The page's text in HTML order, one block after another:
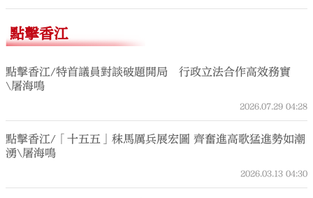
點擊香江
點擊香江/特首議員對談破題開局 行政立法合作高效務實
\屠海鳴
2026.07.29 04:28
點擊香江/「十五五」秣馬厲兵展宏圖 齊奮進高歌猛進勢如潮
湧\屠海鳴
2026.03.13 04:30